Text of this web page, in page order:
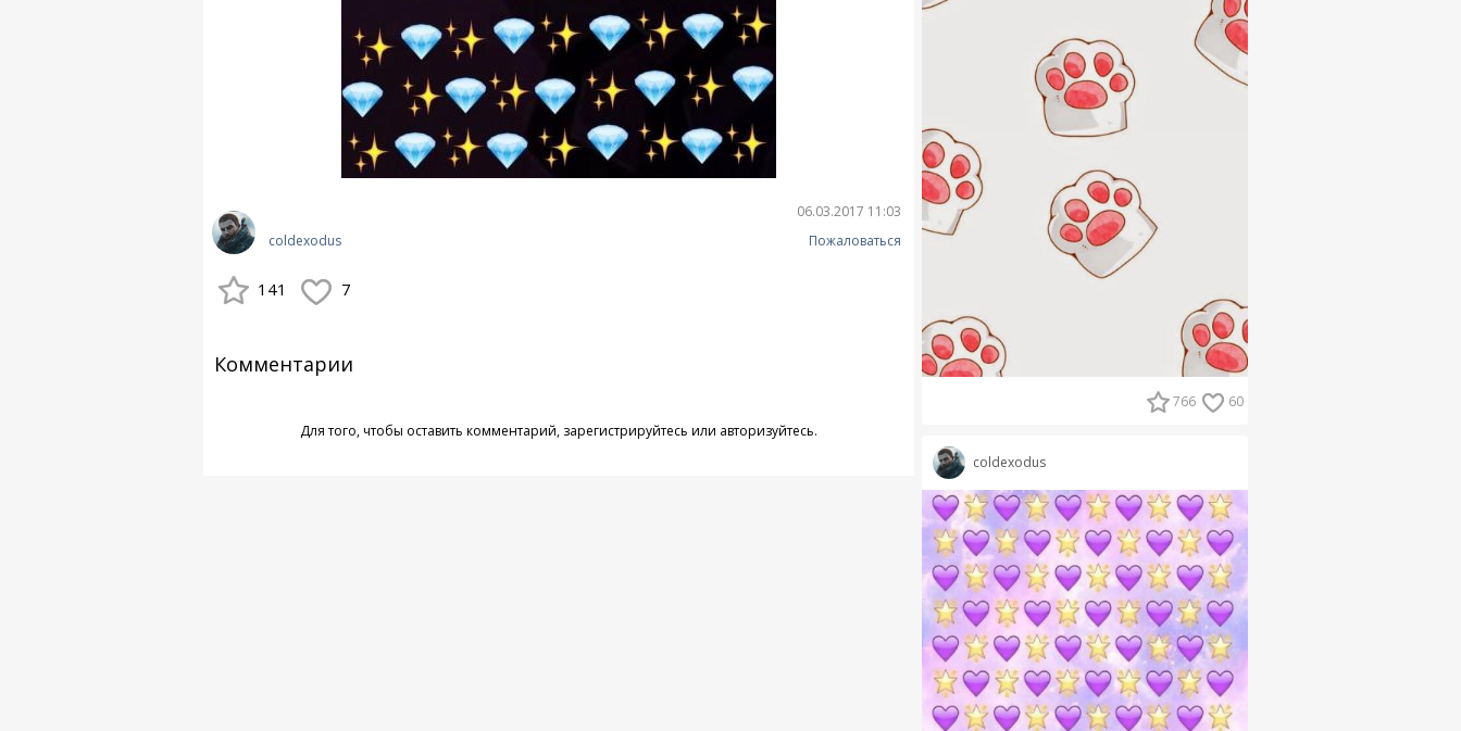
coldexodus
06.03.2017 11:03
Пожаловаться
141 7
Комментарии
Для того, чтобы оставить комментарий, зарегистрируйтесь или авторизуйтесь.
766 60
coldexodus